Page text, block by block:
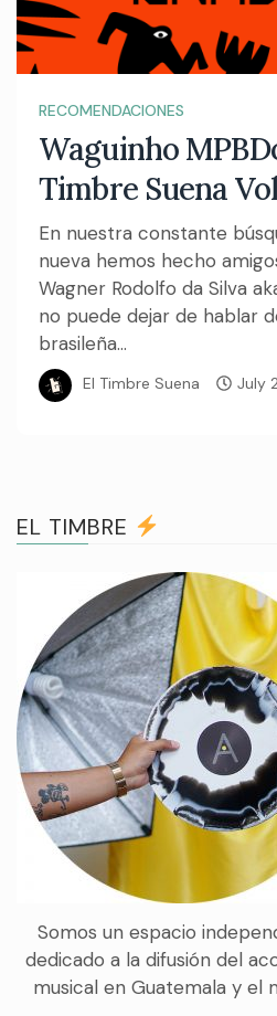
RECOMENDACIONES
Waguinho
Timbre Suena
En nuestra constante
nueva hemos hecho
Wagner Rodolfo da Silva
no puede dejar de hablar
brasileña...
El Timbre Suena July
EL TIMBRE
Somos un espacio
dedicado a la difusión del
musical en Guatemala y el